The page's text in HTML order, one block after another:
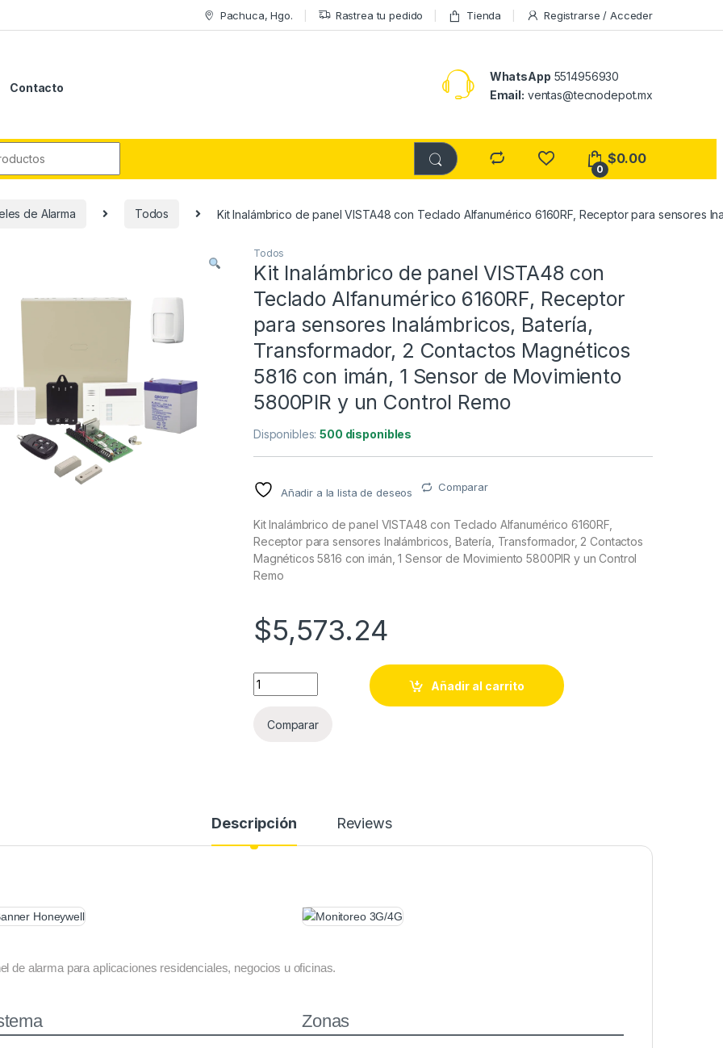
Pachuca, Hgo. Rastrea tu pedido Tienda Registrarse / Acceder
Contacto
WhatsApp 5514956930
Email: ventas@tecnodepot.mx
0
$0.00
de Alarma Todos Kit Inalámbrico de panel VISTA48 con Teclado Alfanumérico 6160RF, Receptor para sensores
Todos
Kit Inalámbrico de panel VISTA48 con
Teclado Alfanumérico 6160RF, Receptor
para sensores Inalámbricos, Batería,
Transformador, 2 Contactos Magnéticos
5816 con imán, 1 Sensor de Movimiento
5800PIR y un Control Remo
Disponibles:500 disponibles
Añadir a la lista de deseos Comparar
Kit Inalámbrico de panel VISTA48 con Teclado Alfanumérico 6160RF,
Receptor para sensores Inalámbricos, Batería, Transformador, 2 Contactos
Magnéticos 5816 con imán, 1 Sensor de Movimiento 5800PIR y un Control
Remo
$5,573.24
Kit Inalámbrico de panel VISTA48 con Teclado Alfanumérico 6160RF, Receptor
Añadir al carrito
Comparar
Descripción Reviews
de alarma para aplicaciones residenciales, negocios u oficinas.
Zonas